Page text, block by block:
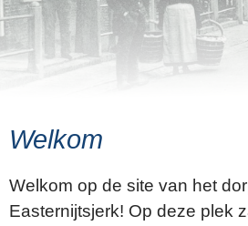
Welkom
Welkom op de site van het
Easternijtsjerk! Op deze plek